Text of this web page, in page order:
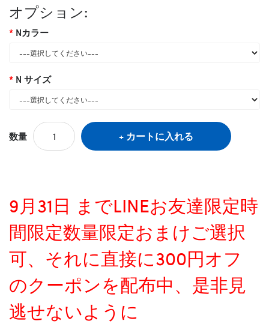
オプション:
Nカラー
N サイズ
数量 カートに入れる
9月31日 までLINEお友達限定時
間限定数量限定おまけご選択
可、それに直接に300円オフ
のクーポンを配布中、是非見
逃せないように